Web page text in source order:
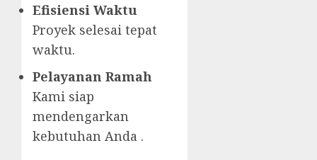
Efisiensi Waktu
Proyek selesai tepat
waktu.
Pelayanan Ramah
Kami siap
mendengarkan
kebutuhan Anda .